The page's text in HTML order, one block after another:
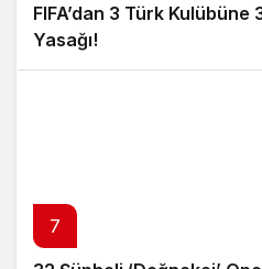
FIFA’dan 3 Türk
Yasağı!
7